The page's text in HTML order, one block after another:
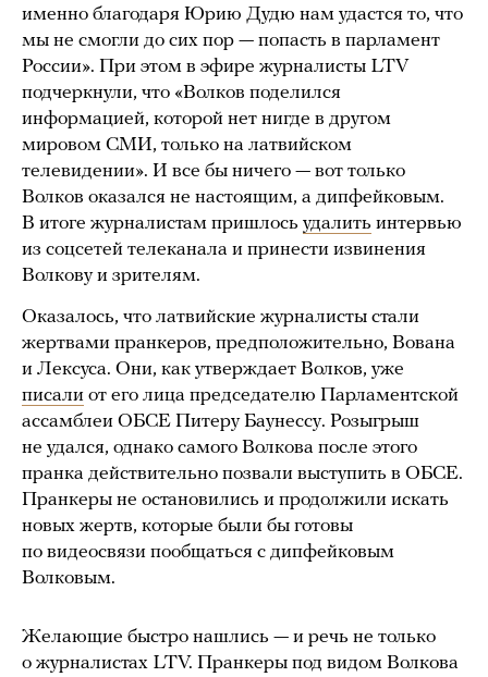
именно благодаря Юрию Дудю нам удастся то, что
мы не смогли до сих пор — попасть в парламент
России». При этом в эфире журналисты LTV
подчеркнули, что «Волков поделился
информацией, которой нет нигде в другом
мировом СМИ, только на латвийском
телевидении». И все бы ничего — вот только
Волков оказался не настоящим, а дипфейковым.
В итоге журналистам пришлось удалить интервью
из соцсетей телеканала и принести извинения
Волкову и зрителям.
Оказалось, что латвийские журналисты стали
жертвами пранкеров, предположительно, Вована
и Лексуса. Они, как утверждает Волков, уже
писали от его лица председателю Парламентской
ассамблеи ОБСЕ Питеру Баунессу. Розыгрыш
не удался, однако самого Волкова после этого
пранка действительно позвали выступить в ОБСЕ.
Пранкеры не остановились и продолжили искать
новых жертв, которые были бы готовы
по видеосвязи пообщаться с дипфейковым
Волковым.
Желающие быстро нашлись — и речь не только
о журналистах LTV. Пранкеры под видом Волкова